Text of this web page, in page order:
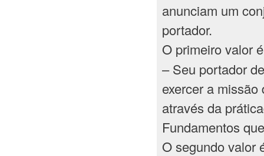
anunciam um
portador.
O primeiro valor
– Seu portador
exercer a
através da
Fundamentos
O segundo valor